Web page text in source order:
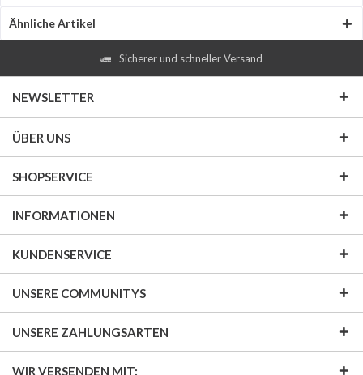
Ähnliche Artikel
Sicherer und schneller Versand
NEWSLETTER
ÜBER UNS
SHOPSERVICE
INFORMATIONEN
KUNDENSERVICE
UNSERE COMMUNITYS
UNSERE ZAHLUNGSARTEN
WIR VERSENDEN MIT: